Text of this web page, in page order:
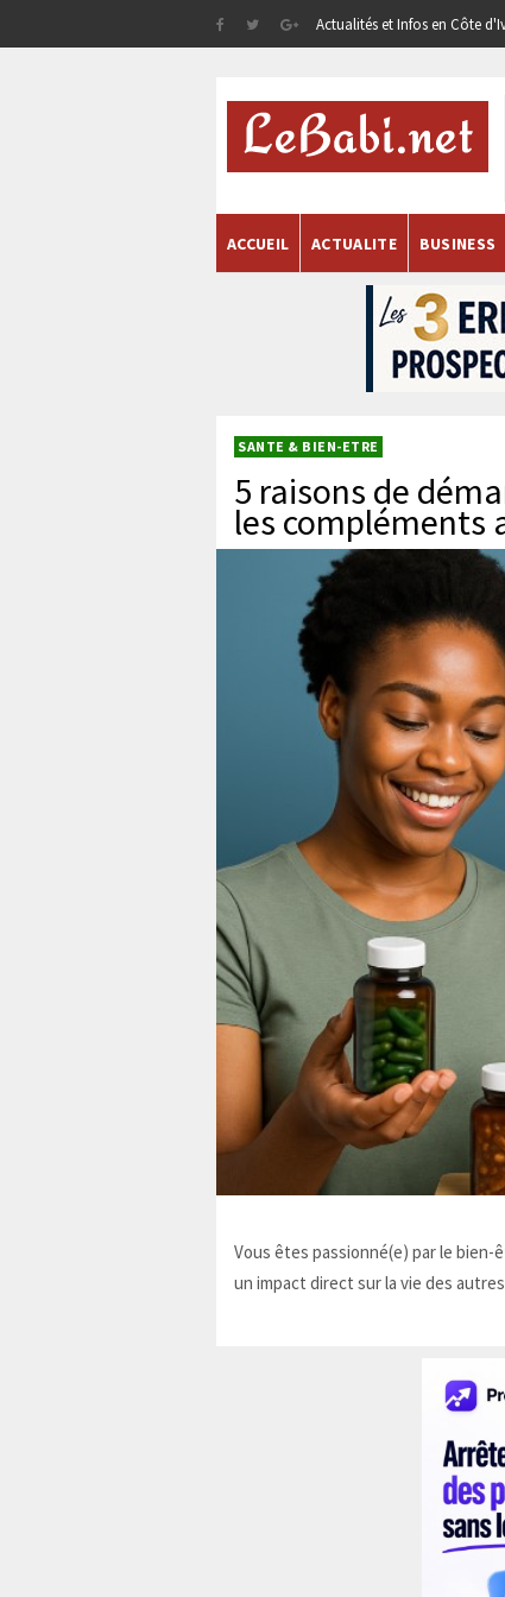
Actualités et Infos en Côte
ACCUEIL ACTUALITE BUSINESS
SANTE & BIEN-ETRE
5 raisons de
les compléments
Vous êtes passionné(e) par le
un impact direct sur la vie des